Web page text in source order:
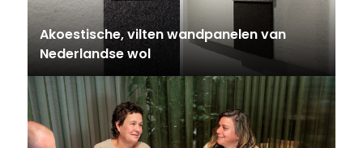
Akoestische, vilten wandpanelen van
Nederlandse wol